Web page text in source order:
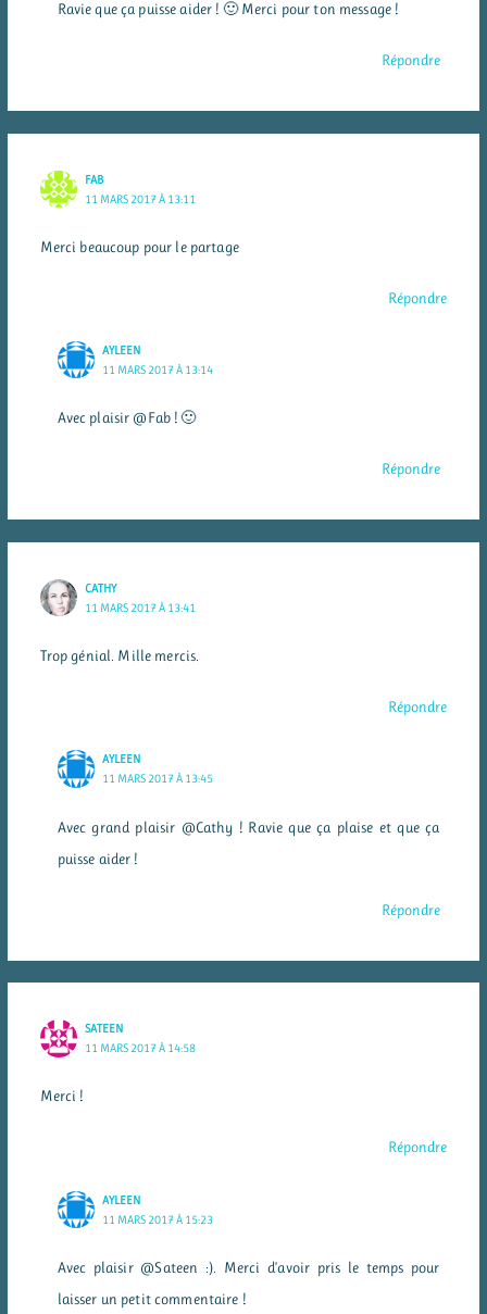
Ravie que ça puisse aider ! 🙂 Merci pour ton message !
Répondre
FAB
11 MARS 2017 À 13:11
Merci beaucoup pour le partage
Répondre
AYLEEN
11 MARS 2017 À 13:14
Avec plaisir @Fab ! 🙂
Répondre
CATHY
11 MARS 2017 À 13:41
Trop génial. Mille mercis.
Répondre
AYLEEN
11 MARS 2017 À 13:45
Avec grand plaisir @Cathy ! Ravie que ça plaise et que ça
puisse aider !
Répondre
SATEEN
11 MARS 2017 À 14:58
Merci !
Répondre
AYLEEN
11 MARS 2017 À 15:23
Avec plaisir @Sateen :). Merci d’avoir pris le temps pour
laisser un petit commentaire !